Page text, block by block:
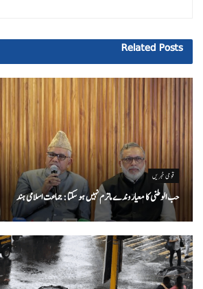
Related Posts
قومی خبریں
حب الوطنی کا معیار وندے ماترم نہیں ہو سکتا : جماعت اسلامی ہند